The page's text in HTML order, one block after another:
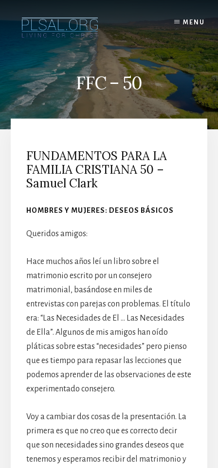
content
MENU
FFC – 50
FUNDAMENTOS PARA LA
FAMILIA CRISTIANA 50 –
Samuel Clark
HOMBRES Y MUJERES: DESEOS BÁSICOS
Queridos amigos:
Hace muchos años leí un libro sobre el
matrimonio escrito por un consejero
matrimonial, basándose en miles de
entrevistas con parejas con problemas. El título
era: “Las Necesidades de El … Las Necesidades
de Ella”. Algunos de mis amigos han oído
pláticas sobre estas “necesidades” pero pienso
que es tiempo para repasar las lecciones que
podemos aprender de las observaciones de este
experimentado consejero.
Voy a cambiar dos cosas de la presentación. La
primera es que no creo que es correcto decir
que son necesidades sino grandes deseos que
tenemos y esperamos recibir del matrimonio y